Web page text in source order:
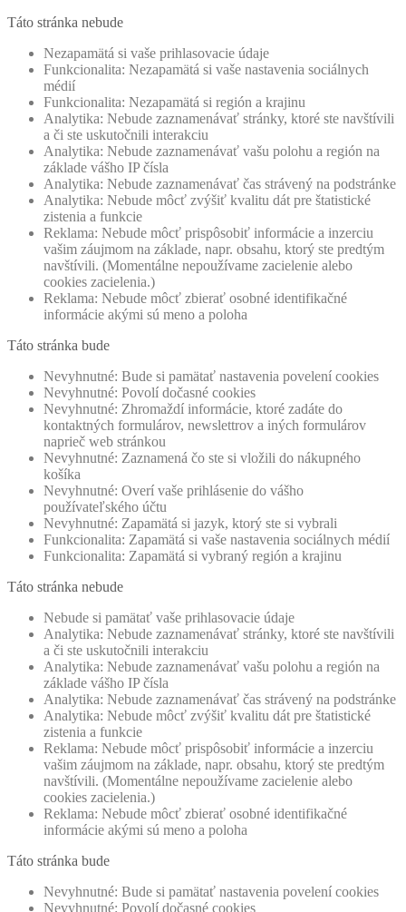
Táto stránka nebude
Nezapamätá si vaše prihlasovacie údaje
Funkcionalita: Nezapamätá si vaše nastavenia sociálnych
médií
Funkcionalita: Nezapamätá si región a krajinu
Analytika: Nebude zaznamenávať stránky, ktoré ste navštívili
a či ste uskutočnili interakciu
Analytika: Nebude zaznamenávať vašu polohu a región na
základe vášho IP čísla
Analytika: Nebude zaznamenávať čas strávený na podstránke
Analytika: Nebude môcť zvýšiť kvalitu dát pre štatistické
zistenia a funkcie
Reklama: Nebude môcť prispôsobiť informácie a inzerciu
vašim záujmom na základe, napr. obsahu, ktorý ste predtým
navštívili. (Momentálne nepoužívame zacielenie alebo
cookies zacielenia.)
Reklama: Nebude môcť zbierať osobné identifikačné
informácie akými sú meno a poloha
Táto stránka bude
Nevyhnutné: Bude si pamätať nastavenia povelení cookies
Nevyhnutné: Povolí dočasné cookies
Nevyhnutné: Zhromaždí informácie, ktoré zadáte do
kontaktných formulárov, newslettrov a iných formulárov
naprieč web stránkou
Nevyhnutné: Zaznamená čo ste si vložili do nákupného
košíka
Nevyhnutné: Overí vaše prihlásenie do vášho
používateľského účtu
Nevyhnutné: Zapamätá si jazyk, ktorý ste si vybrali
Funkcionalita: Zapamätá si vaše nastavenia sociálnych médií
Funkcionalita: Zapamätá si vybraný región a krajinu
Táto stránka nebude
Nebude si pamätať vaše prihlasovacie údaje
Analytika: Nebude zaznamenávať stránky, ktoré ste navštívili
a či ste uskutočnili interakciu
Analytika: Nebude zaznamenávať vašu polohu a región na
základe vášho IP čísla
Analytika: Nebude zaznamenávať čas strávený na podstránke
Analytika: Nebude môcť zvýšiť kvalitu dát pre štatistické
zistenia a funkcie
Reklama: Nebude môcť prispôsobiť informácie a inzerciu
vašim záujmom na základe, napr. obsahu, ktorý ste predtým
navštívili. (Momentálne nepoužívame zacielenie alebo
cookies zacielenia.)
Reklama: Nebude môcť zbierať osobné identifikačné
informácie akými sú meno a poloha
Táto stránka bude
Nevyhnutné: Bude si pamätať nastavenia povelení cookies
Nevyhnutné: Povolí dočasné cookies